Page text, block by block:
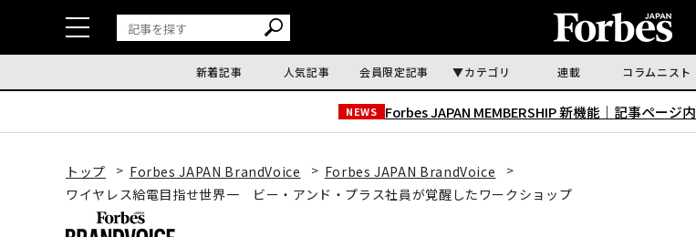
新着記事 人気記事 会員限定記事 カテゴリ 連載 コラムニスト
NEWS Forbes JAPAN MEMBERSHIP 新機能｜ 記事ページ
トップ Forbes JAPAN BrandVoice
Forbes JAPAN BrandVoice
ワイヤレス給電目指せ世界一 ビー・アンド・プラス社員が覚醒したワークショップ